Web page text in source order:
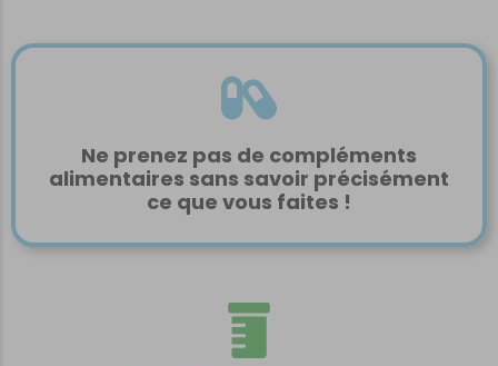
Ne prenez pas de compléments
alimentaires sans savoir précisément
ce que vous faites !